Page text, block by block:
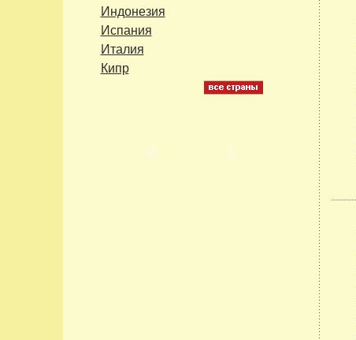
Индонезия
Испания
Италия
Кипр